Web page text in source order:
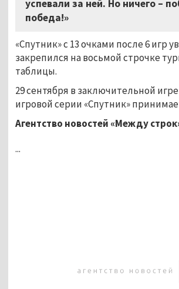
успевали за ней. Но ничего –
победа!»
«Спутник» с 13 очками после 6 игр
закрепился на восьмой строчке
таблицы.
29 сентября в заключительной
игровой серии «Спутник»
Агентство новостей «Между
...